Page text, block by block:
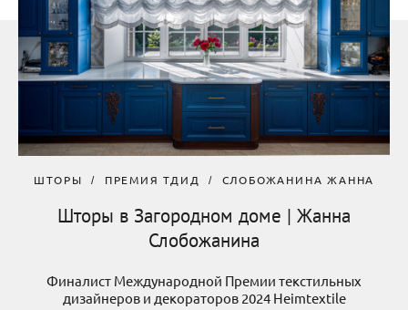
ШТОРЫ ПРЕМИЯ ТДИД СЛОБОЖАНИНА ЖАННА
Шторы в Загородном доме | Жанна
Слобожанина
Финалист Международной Премии текстильных
дизайнеров и декораторов 2024 Heimtextile